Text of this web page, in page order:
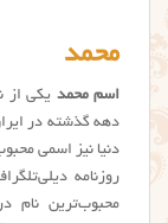
محمد
اسم محمد یکی از
دهه گذشته در
دنیا نیز اسمی
روزنامه
محبوب‌ترین نام